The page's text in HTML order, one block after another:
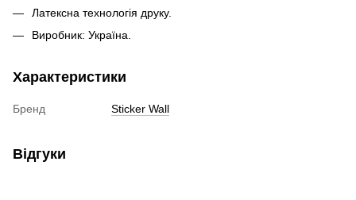
Латексна технологія друку.
Виробник: Україна.
Характеристики
Бренд Sticker Wall
Відгуки